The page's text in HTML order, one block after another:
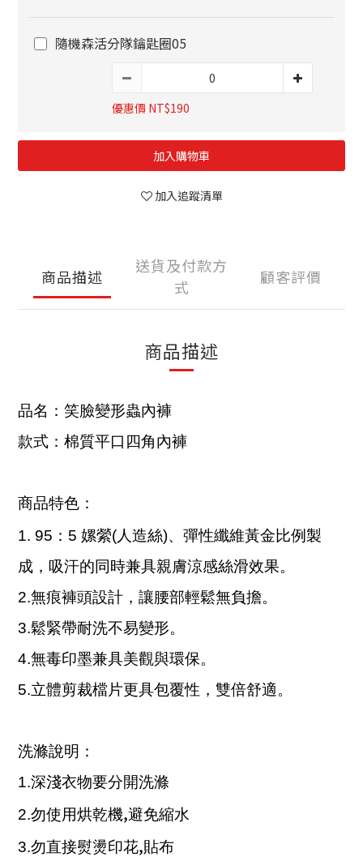
隨機森活分隊鑰匙圈05
優惠價 NT$190
加入購物車
加入追蹤清單
商品描述
送貨及付款方
式
顧客評價
商品描述
品名：笑臉變形蟲內褲
款式：棉質平口四角內褲
商品特色：
1. 95：5 嫘縈(人造絲)、彈性纖維黃金比例製
成，吸汗的同時兼具親膚涼感絲滑效果。
2.無痕褲頭設計，讓腰部輕鬆無負擔。
3.鬆緊帶耐洗不易變形。
4.無毒印墨兼具美觀與環保。
5.立體剪裁檔片更具包覆性，雙倍舒適。
洗滌說明：
1.深淺衣物要分開洗滌
2.勿使用烘乾機,避免縮水
3.勿直接熨燙印花,貼布